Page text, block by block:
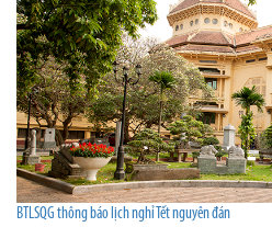
BTLSQG thông báo lịch nghỉ Tết nguyên đán